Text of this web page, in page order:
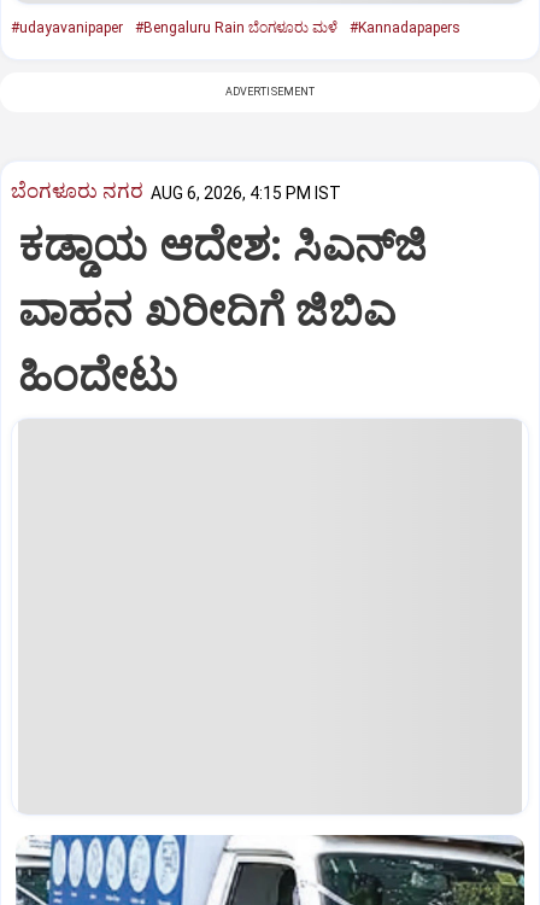
#udayavanipaper #Bengaluru Rain ಬೆಂಗಳೂರು ಮಳೆ #Kannadapapers
ADVERTISEMENT
ಬೆಂಗಳೂರು ನಗರ AUG 6, 2026, 4:15 PM IST
ಕಡ್ಡಾಯ ಆದೇಶ: ಸಿಎನ್‌ಜಿ
ವಾಹನ ಖರೀದಿಗೆ ಜಿಬಿಎ
ಹಿಂದೇಟು